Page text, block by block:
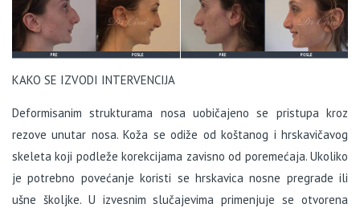
KAKO SE IZVODI INTERVENCIJA
Deformisanim strukturama nosa uobičajeno se pristupa kroz
rezove unutar nosa. Koža se odiže od koštanog i hrskavičavog
skeleta koji podleže korekcijama zavisno od poremećaja. Ukoliko
je potrebno povećanje koristi se hrskavica nosne pregrade ili
ušne školjke. U izvesnim slučajevima primenjuje se otvorena